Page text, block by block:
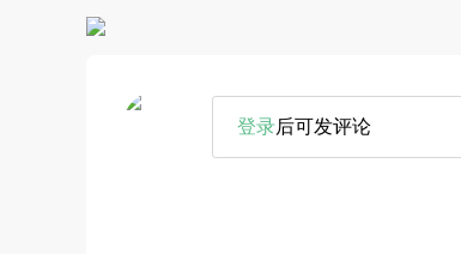
登录后可发评论